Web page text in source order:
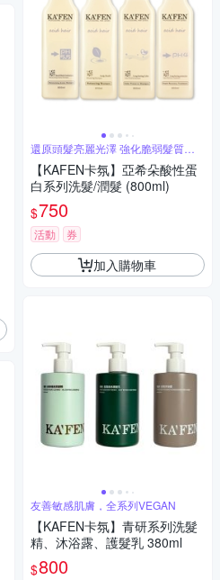
還原頭髮亮麗光澤 強化脆弱髮質改
善斷裂
【KAFEN卡氛】亞希朵酸性蛋
白系列洗髮/潤髮 (800ml)
$750
活動 券
加入購物車
友善敏感肌膚，全系列VEGAN
【KAFEN卡氛】青研系列洗髮
精、沐浴露、護髮乳 380ml
$800